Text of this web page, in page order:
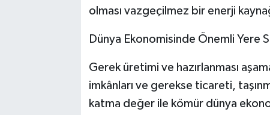
olması vazgeçilmez bir enerji
Dünya Ekonomisinde Önemli Yere
Gerek üretimi ve hazırlanması
imkânları ve gerekse ticareti,
katma değer ile kömür dünya